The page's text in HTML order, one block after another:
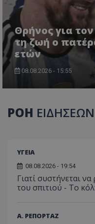
Θρήνος για
τη ζωή ο
ετών
08.08.2026 - 15:55
ΡΟΗ ΕΙΔΗΣΕΩΝ
ΥΓΕΙΑ
08.08.2026 - 19:54
Γιατί συστήνεται
του σπιτιού - Το
Α. ΡΕΠΟΡΤΑΖ